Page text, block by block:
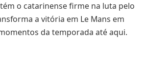
o catarinense firme na luta pelo
a vitória em Le Mans em
da temporada até aqui.